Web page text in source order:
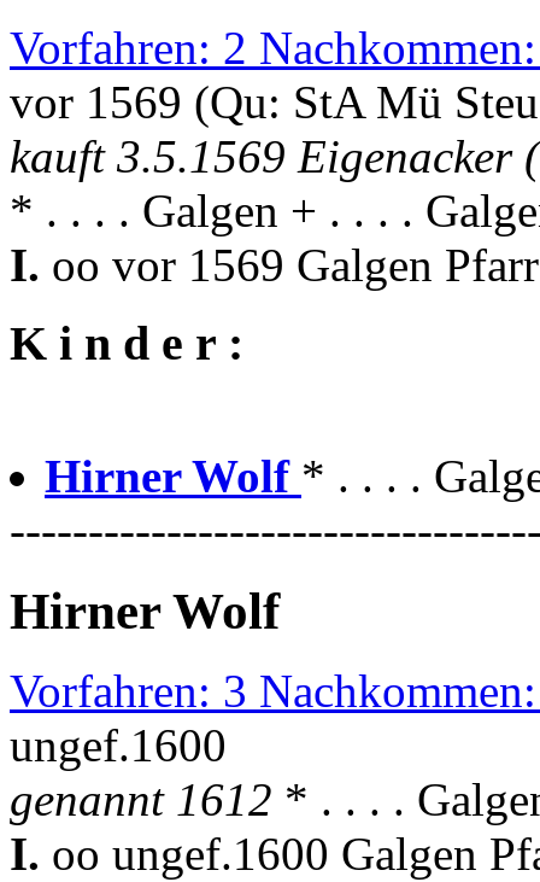
Vorfahren: 2
vor 1569 (Qu: StA Mü
kauft 3.5.1569 Eigenacker
* . . . . Galgen + . . . .
I. oo vor 1569 Galgen
K i n d e r :
Hirner Wolf * . . . .
Hirner Wolf
Vorfahren: 3
ungef.1600
genannt 1612 * . . . .
I. oo ungef.1600 Galgen